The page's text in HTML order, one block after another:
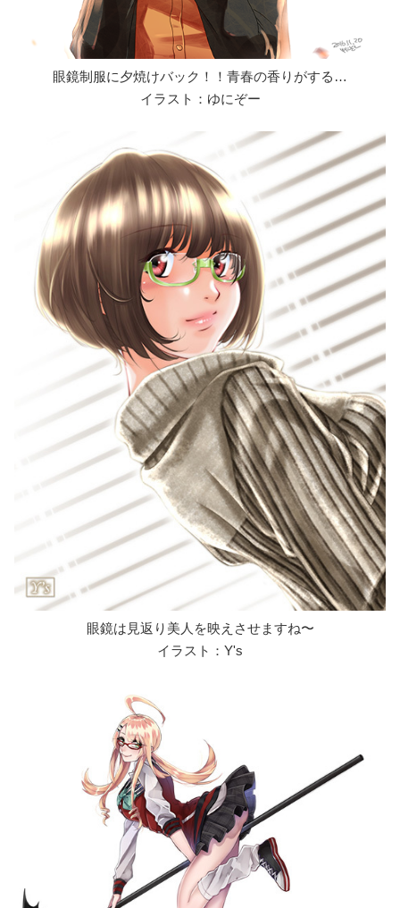
眼鏡制服に夕焼けバック！！青春の香りがする…
イラスト：ゆにぞー
眼鏡は見返り美人を映えさせますね〜
イラスト：Y's